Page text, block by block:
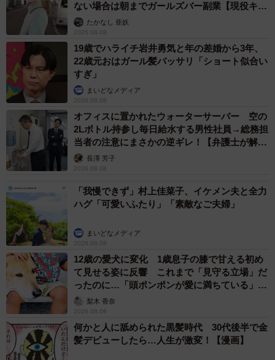
ない場合は朝までガールズバー副業【現役キャ
ストに取材】
たかなし 亜妖
2026.08.08
19歳でハライチ岩井勇気と年の差婚から3年、
22歳元おはガール髪バッサリ「ショート似合い
すぎ」
まいどなメディア
2026.08.08
オフィスに置かれたウォーターサーバー 空の
2Lボトル持参し毎日給水する男性社員→総務担
当者の注意にまさかの逆ギレ！【弁護士が解
説】長澤 芳子
2026.08.08
「我慢できず」村上佳菜子、イケメン夫と全力
ハグ「可愛いふたり」「素敵なご夫婦」
まいどなメディア
2026.08.08
12歳の愛犬に変化 1歳息子の膝で甘える初め
て見せる姿に反響 これまで「見守る立場」だ
ったのに…「頭ポンポンが愛に満ちている」
「尊…」
梨木 香奈
2026.08.08
何かと人に舐められた黒髪時代 30代後半で金
髪デビューしたら…人生が激変！【漫画】